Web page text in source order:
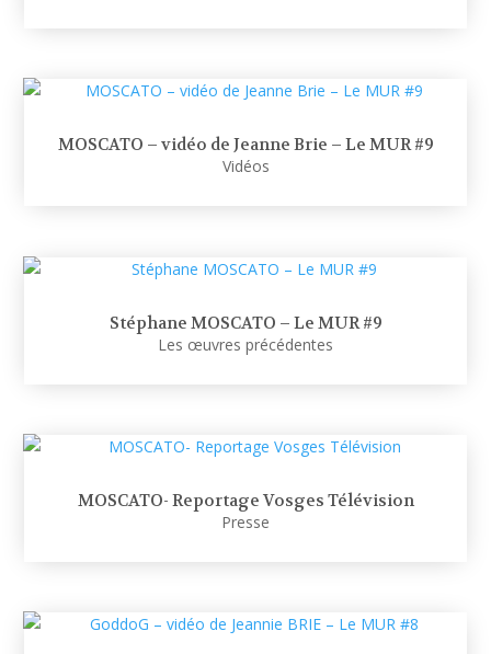
MOSCATO – vidéo de Jeanne Brie – Le MUR #9
Vidéos
Stéphane MOSCATO – Le MUR #9
Les œuvres précédentes
MOSCATO- Reportage Vosges Télévision
Presse